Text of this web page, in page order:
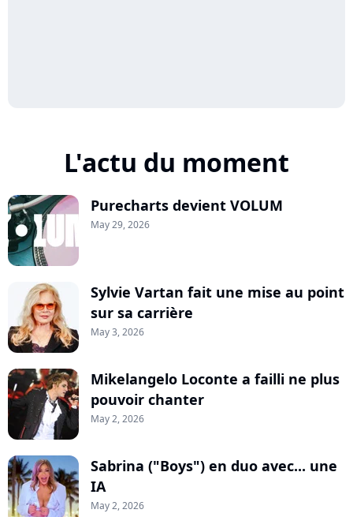
L'actu du moment
Purecharts devient VOLUM
May 29, 2026
Sylvie Vartan fait une mise au point
sur sa carrière
May 3, 2026
Mikelangelo Loconte a failli ne plus
pouvoir chanter
May 2, 2026
Sabrina ("Boys") en duo avec... une
IA
May 2, 2026